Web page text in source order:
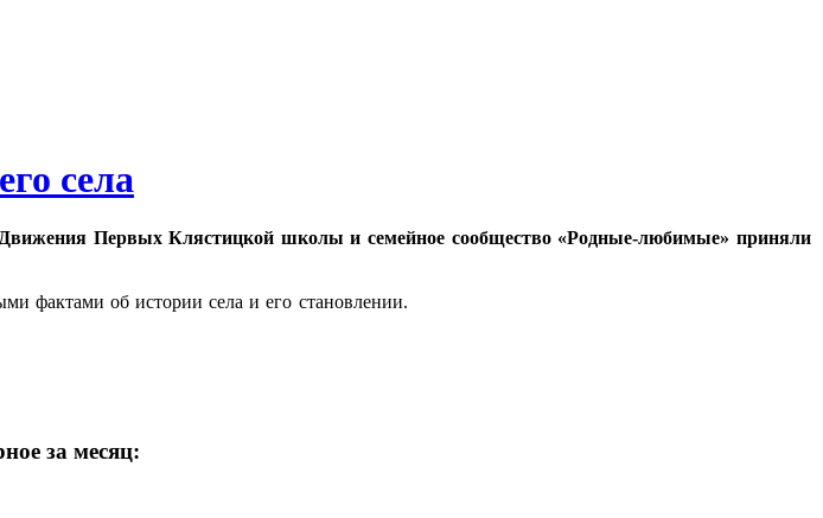
села
Первых Клястицкой школы и семейное сообщество «Родные-любимые» приняли
фактами об истории села и его становлении.
за месяц: